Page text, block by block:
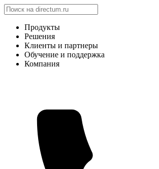
Продукты
Решения
Клиенты и партнеры
Обучение и поддержка
Компания